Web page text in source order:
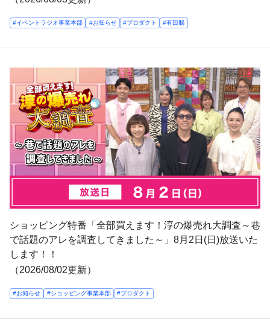
#イベントラジオ事業本部 #お知らせ #プロダクト #有田脳
ショッピング特番「全部買えます！淳の爆売れ大調査～巷
で話題のアレを調査してきました～」8月2日(日)放送いた
します！！
（2026/08/02更新）
#お知らせ #ショッピング事業本部 #プロダクト